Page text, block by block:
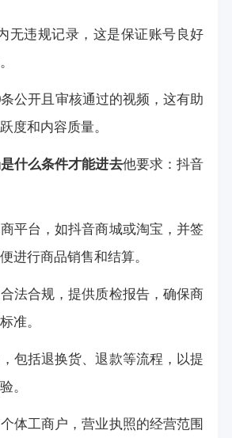
无违规记录，这是保证账号良好
公开且审核通过的视频，这有助
度和内容质量。
什么条件才能进去他要求：抖音
平台，如抖音商城或淘宝，并签
进行商品销售和结算。
法合规，提供质检报告，确保商
准。
包括退换货、退款等流程，以提
。
体工商户，营业执照的经营范围